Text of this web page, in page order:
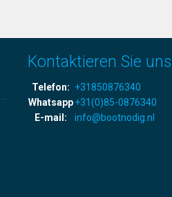
Kontaktieren Sie uns
Telefon: +31850876340
Whatsapp+31(0)85-0876340
E-mail:
info@bootnodig.nl